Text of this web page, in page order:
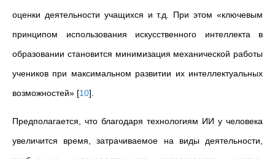
оценки деятельности учащихся и т.д. При этом «ключевым
принципом использования искусственного интеллекта в
образовании становится минимизация механической работы
учеников при максимальном развитии их интеллектуальных
возможностей» [10]
Предполагается, что благодаря технологиям ИИ у человека
увеличится время, затрачиваемое на виды деятельности,